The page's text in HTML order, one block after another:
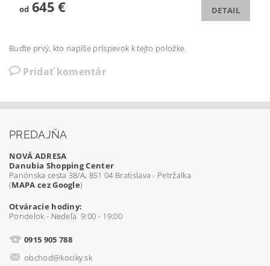
od645 € DETAIL
Buďte prvý, kto napíše príspevok k tejto položke.
Pridať komentár
PREDAJŇA
NOVÁ ADRESA
Danubia Shopping Center
Panónska cesta 38/A, 851 04 Bratislava - Petržalka
(MAPA cez Google)
Otváracie hodiny:
Pondelok - Nedeľa 9:00 - 19:00
0915 905 788
obchod@kociky.sk